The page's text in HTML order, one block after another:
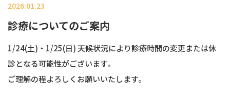
2026.01.23
診療についてのご案内
1/24(土)・1/25(日) 天候状況により診療時間の変更または休
診となる可能性がございます。
ご理解の程よろしくお願いいたします。